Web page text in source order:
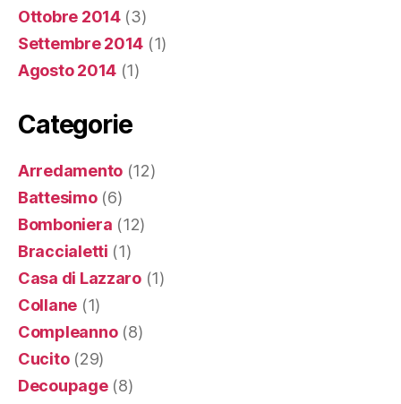
Ottobre 2014(3)
Settembre 2014 (1)
Agosto 2014 (1)
Categorie
Arredamento (12)
Battesimo(6)
Bomboniera (12)
Braccialetti (1)
Casa di Lazzaro(1)
Collane (1)
Compleanno(8)
Cucito(29)
Decoupage(8)